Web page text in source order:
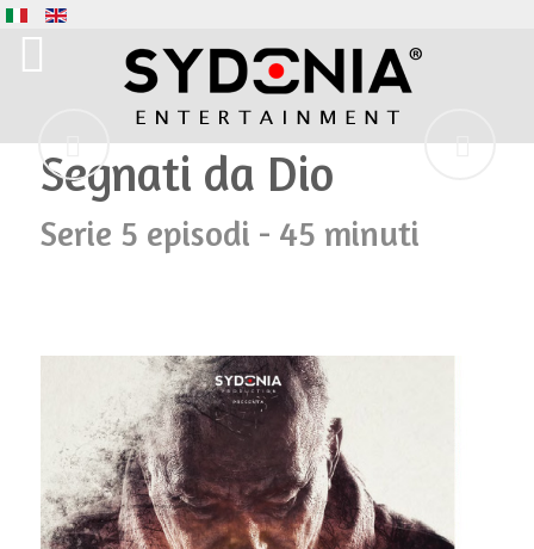
Segnati da Dio
Serie 5 episodi - 45 minuti